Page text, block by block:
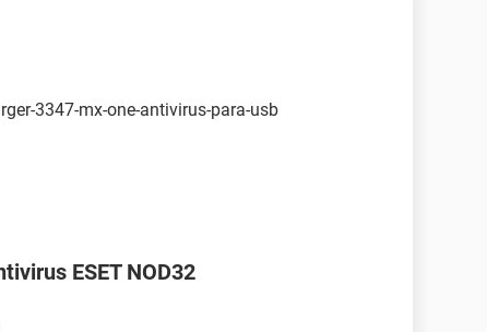
3347-mx-one-antivirus-para-usb
ESET NOD32